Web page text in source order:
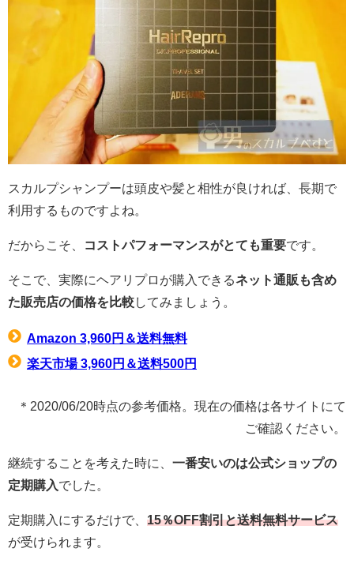
スカルプシャンプーは頭皮や髪と相性が良ければ、長期で
利用するものですよね。
だからこそ、 コストパフォーマンスがとても重要です。
そこで、実際にヘアリプロが購入できるネット通販も含め
た販売店の価格を比較してみましょう。
Amazon 3,960円＆送料無料
楽天市場 3,960円＆送料500円
＊2020/06/20時点の参考価格。現在の価格は各サイトにて
ご確認ください。
継続することを考えた時に、 一番安いのは公式ショップの
定期購入 でした。
定期購入にするだけで、 15％OFF割引と送料無料サービス
が受けられます。